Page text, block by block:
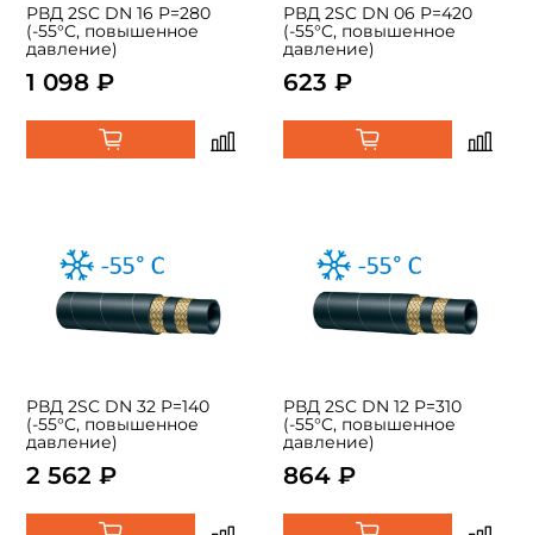
РВД 2SC DN 16 P=280
(-55°C, повышенное
давление)
1 098 ₽
РВД 2SC DN 06 P=420
(-55°C, повышенное
давление)
623 ₽
РВД 2SC DN 32 P=140
(-55°C, повышенное
давление)
2 562 ₽
РВД 2SC DN 12 P=310
(-55°C, повышенное
давление)
864 ₽